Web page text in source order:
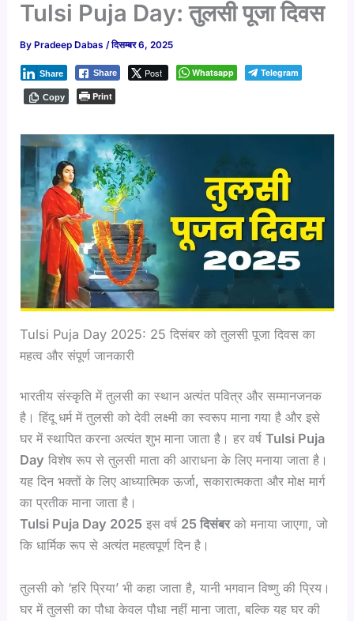
Tulsi Puja Day: तुलसी पूजा दिवस
By Pradeep Dabas/दिसम्बर 6, 2025
Share Post
Share Whatsapp Telegram
Copy Print
Tulsi Puja Day 2025: 25 दिसंबर को तुलसी पूजा दिवस का
महत्व और संपूर्ण जानकारी
भारतीय संस्कृति में तुलसी का स्थान अत्यंत पवित्र और सम्मानजनक
है। हिंदू धर्म में तुलसी को देवी लक्ष्मी का स्वरूप माना गया है और इसे
घर में स्थापित करना अत्यंत शुभ माना जाता है। हर वर्षTulsi Puja
Day विशेष रूप से तुलसी माता की आराधना के लिए मनाया जाता है।
यह दिन भक्तों के लिए आध्यात्मिक ऊर्जा, सकारात्मकता और मोक्ष मार्ग
का प्रतीक माना जाता है।
Tulsi Puja Day 2025 इस वर्ष 25 दिसंबरको मनाया जाएगा, जो
कि धार्मिक रूप से अत्यंत महत्वपूर्ण दिन है।
तुलसी को ‘हरि प्रिया’ भी कहा जाता है, यानी भगवान विष्णु की प्रिय।
घर में तुलसी का पौधा केवल पौधा नहीं माना जाता, बल्कि यह घर की